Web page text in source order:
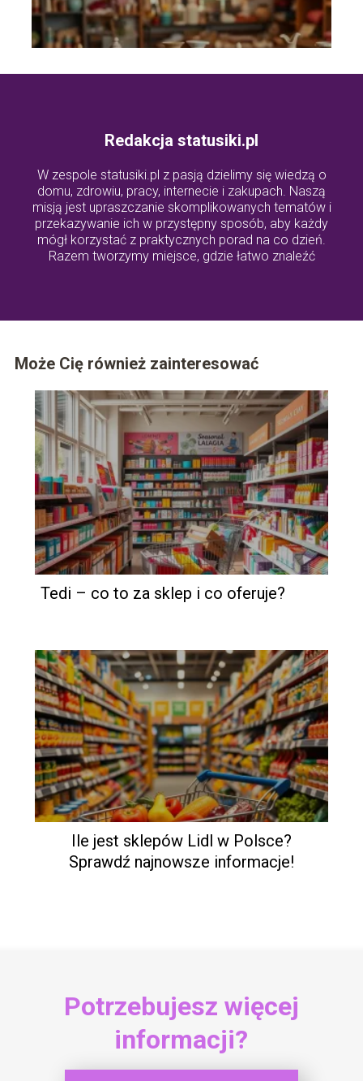
Redakcja statusiki.pl
W zespole statusiki.pl z pasją dzielimy się wiedzą o
domu, zdrowiu, pracy, internecie i zakupach. Naszą
misją jest upraszczanie skomplikowanych tematów i
przekazywanie ich w przystępny sposób, aby każdy
mógł korzystać z praktycznych porad na co dzień.
Razem tworzymy miejsce, gdzie łatwo znaleźć
Może Cię również zainteresować
Tedi – co to za sklep i co oferuje?
Ile jest sklepów Lidl w Polsce?
Sprawdź najnowsze informacje!
Potrzebujesz więcej
informacji?